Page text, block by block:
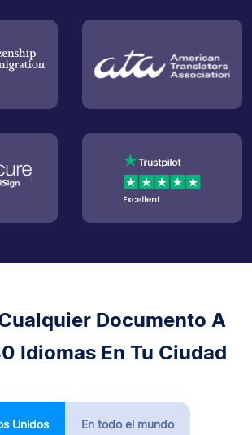
Documento A
Idiomas En Tu Ciudad
Unidos En todo el mundo